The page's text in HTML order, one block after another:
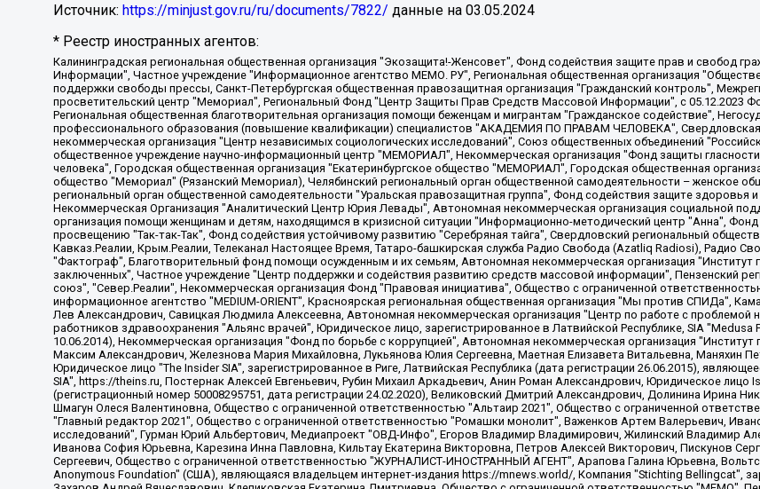
Источник: https://minjust.gov.ru/ru/documents/7822/ данные на 03.05.2024
* Реестр иностранных агентов:
Калининградская региональная общественная организация "Экозащита!-Женсовет", Фонд содействия защите прав и свобод граждан "Общественный вердикт", Фонд "Институт Развития Свободы Информации", Частное учреждение "Информационное агентство МЕМО. РУ", Региональная общественная организация "Общественная комиссия по сохранению наследия академика Сахарова", Фонд поддержки свободы прессы, Санкт-Петербургская общественная правозащитная организация "Гражданский контроль", Межрегиональная общественная организация "Информационно-просветительский центр "Мемориал", Региональный Фонд "Центр Защиты Прав Средств Массовой Информации", с 05.12.2023 Фонд "Центр Защиты Прав Средств массовой информации", Региональная общественная благотворительная организация помощи беженцам и мигрантам "Гражданское содействие", Негосударственное образовательное учреждение дополнительного профессионального образования (повышение квалификации) специалистов "АКАДЕМИЯ ПО ПРАВАМ ЧЕЛОВЕКА", Свердловская региональная общественная организация "Сутяжник", Автономная некоммерческая организация "Центр независимых социологических исследований", Союз общественных объединений "Российский исследовательский центр по правам человека", Региональное общественное учреждение научно-информационный центр "МЕМОРИАЛ", Некоммерческая организация "Фонд защиты гласности", Автономная некоммерческая организация "Институт прав человека", Городская общественная организация "Екатеринбургское общество "МЕМОРИАЛ", Городская общественная организация "Рязанское историко-просветительское и правозащитное общество "Мемориал" (Рязанский Мемориал), Челябинский региональный орган общественной самодеятельности – женское общественное объединение "Женщины Евразии", Челябинский региональный орган общественной самодеятельности "Уральская правозащитная группа", Фонд содействия защите здоровья и социальной справедливости имени Андрея Рылькова, Автономная Некоммерческая Организация "Аналитический Центр Юрия Левады", Автономная некоммерческая организация социальной поддержки населения "Проект Апрель", Региональная общественная организация помощи женщинам и детям, находящимся в кризисной ситуации "Информационно-методический центр "Анна", Фонд содействия развитию массовых коммуникаций и правовому просвещению "Так-так-Так", Фонд содействия устойчивому развитию "Серебряная тайга", Свердловский региональный общественный фонд социальных проектов "Новое время", "Idel.Реалии", Кавказ.Реалии, Крым.Реалии, Телеканал Настоящее Время, Татаро-башкирская служба Радио Свобода (Azatliq Radiosi), Радио Свободная Европа/Радио Свобода (PCE/PC), "Сибирь.Реалии", "Фактограф", Благотворительный фонд помощи осужденным и их семьям, Автономная некоммерческая организация "Институт глобализации и социальных движений", Фонд "В защиту прав заключенных", Частное учреждение "Центр поддержки и содействия развитию средств массовой информации", Пензенский региональный общественный благотворительный фонд "Гражданский союз", "Север.Реалии", Некоммерческая организация Фонд "Правовая инициатива", Общество с ограниченной ответственностью "Радио Свободная Европа/Радио Свобода", Чешское информационное агентство "MEDIUM-ORIENT", Красноярская региональная общественная организация "Мы против СПИДа", Камалягин Денис Николаевич, Маркелов Сергей Евгеньевич, Пономарев Лев Александрович, Савицкая Людмила Алексеевна, Автономная некоммерческая организация "Центр по работе с проблемой насилия "НАСИЛИЮ.НЕТ", Межрегиональный профессиональный союз работников здравоохранения "Альянс врачей", Юридическое лицо, зарегистрированное в Латвийской Республике, SIA "Medusa Project" (регистрационный номер 40103797863, дата регистрации 10.06.2014), Некоммерческая организация "Фонд по борьбе с коррупцией", Автономная некоммерческая организация "Институт права и публичной политики", Баданин Роман Сергеевич, Гликин Максим Александрович, Железнова Мария Михайловна, Лукьянова Юлия Сергеевна, Маетная Елизавета Витальевна, Маняхин Петр Борисович, Чуракова Ольга Владимировна, Ярош Юлия Петровна, Юридическое лицо "The Insider SIA", зарегистрированное в Риге, Латвийская Республика (дата регистрации 26.06.2015), являющееся администратором доменного имени интернет-издания "The Insider SIA", https://theins.ru, Постернак Алексей Евгеньевич, Рубин Михаил Аркадьевич, Анин Роман Александрович, Юридическое лицо Istories fonds, зарегистрированное в Латвийской Республике (регистрационный номер 50008295751, дата регистрации 24.02.2020), Великовский Дмитрий Александрович, Долинина Ирина Николаевна, Мароховская Алеся Алексеевна, Шлейнов Роман Юрьевич, Шмагун Олеся Валентиновна, Общество с ограниченной ответственностью "Альтаир 2021", Общество с ограниченной ответственностью "Вега 2021", Общество с ограниченной ответственностью "Главный редактор 2021", Общество с ограниченной ответственностью "Ромашки монолит", Важенков Артем Валерьевич, Ивановская областная общественная организация "Центр гендерных исследований", Гурман Юрий Альбертович, Медиапроект "ОВД-Инфо", Егоров Владимир Владимирович, Жилинский Владимир Александрович, Общество с ограниченной ответственностью "ЗП", Иванова София Юрьевна, Карезина Инна Павловна, Кильтау Екатерина Викторовна, Петров Алексей Викторович, Пискунов Сергей Евгеньевич, Смирнов Сергей Сергеевич, Тихонов Михаил Сергеевич, Общество с ограниченной ответственностью "ЖУРНАЛИСТ-ИНОСТРАННЫЙ АГЕНТ", Арапова Галина Юрьевна, Вольтская Татьяна Анатольевна, Американская компания "Mason G.E.S. Anonymous Foundation" (США), являющаяся владельцем интернет-издания https://mnews.world/, Компания "Stichting Bellingcat", зарегистрированная в Нидерландах (дата регистрации 11.07.2018), Захаров Андрей Вячеславович, Клепиковская Екатерина Дмитриевна, Общество с ограниченной ответственностью "МЕМО", Перл Роман Александрович, Симонов Евгений Алексеевич, Соловьева Елена Анатольевна, Сотников Даниил Владимирович, Сурначева Елизавета Дмитриевна, Автономная некоммерческая организация по защите прав человека и информированию населения "Якутия – Наше Мнение", Общество с ограниченной ответственностью "Москоу диджитал медиа", с 26.01.2023 Общество с ограниченной ответственностью "Чайка Белые сады", Ветошкина Валерия Валерьевна, Заговора Максим Александрович, Межрегиональное общественное движение "Российская ЛГБТ - сеть", Оленичев Максим Владимирович, Павлов Иван Юрьевич, Скворцова Елена Сергеевна, Общество с ограниченной ответственностью "Как бы инагент", Кочетков Игорь Викторович, Общество с ограниченной ответственностью "Честные выборы", Еланчик Олег